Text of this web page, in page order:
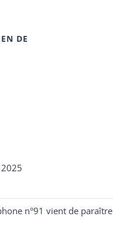
DE
n°91 vient de paraître